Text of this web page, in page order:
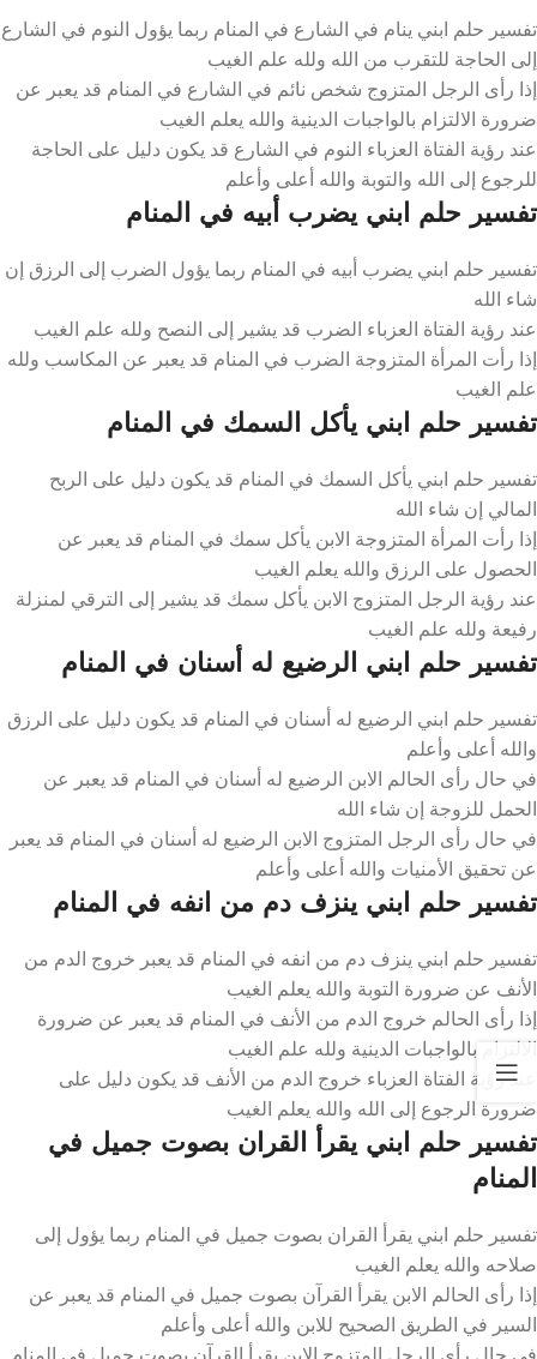
تفسير حلم ابني ينام في الشارع في المنام ربما يؤول النوم في الشارع
إلى الحاجة للتقرب من الله ولله علم الغيب
إذا رأى الرجل المتزوج شخص نائم في الشارع في المنام قد يعبر عن
ضرورة الالتزام بالواجبات الدينية والله يعلم الغيب
عند رؤية الفتاة العزباء النوم في الشارع قد يكون دليل على الحاجة
للرجوع إلى الله والتوبة والله أعلى وأعلم
تفسير حلم ابني يضرب أبيه في المنام
تفسير حلم ابني يضرب أبيه في المنام ربما يؤول الضرب إلى الرزق إن
شاء الله
عند رؤية الفتاة العزباء الضرب قد يشير إلى النصح ولله علم الغيب
إذا رأت المرأة المتزوجة الضرب في المنام قد يعبر عن المكاسب ولله
علم الغيب
تفسير حلم ابني يأكل السمك في المنام
تفسير حلم ابني يأكل السمك في المنام قد يكون دليل على الربح
المالي إن شاء الله
إذا رأت المرأة المتزوجة الابن يأكل سمك في المنام قد يعبر عن
الحصول على الرزق والله يعلم الغيب
عند رؤية الرجل المتزوج الابن يأكل سمك قد يشير إلى الترقي لمنزلة
رفيعة ولله علم الغيب
تفسير حلم ابني الرضيع له أسنان في المنام
تفسير حلم ابني الرضيع له أسنان في المنام قد يكون دليل على الرزق
والله أعلى وأعلم
في حال رأى الحالم الابن الرضيع له أسنان في المنام قد يعبر عن
الحمل للزوجة إن شاء الله
في حال رأى الرجل المتزوج الابن الرضيع له أسنان في المنام قد يعبر
عن تحقيق الأمنيات والله أعلى وأعلم
تفسير حلم ابني ينزف دم من انفه في المنام
تفسير حلم ابني ينزف دم من انفه في المنام قد يعبر خروج الدم من
الأنف عن ضرورة التوبة والله يعلم الغيب
إذا رأى الحالم خروج الدم من الأنف في المنام قد يعبر عن ضرورة
الالتزام بالواجبات الدينية ولله علم الغيب
عند رؤية الفتاة العزباء خروج الدم من الأنف قد يكون دليل على
ضرورة الرجوع إلى الله والله يعلم الغيب
تفسير حلم ابني يقرأ القران بصوت جميل في
المنام
تفسير حلم ابني يقرأ القران بصوت جميل في المنام ربما يؤول إلى
صلاحه والله يعلم الغيب
إذا رأى الحالم الابن يقرأ القرآن بصوت جميل في المنام قد يعبر عن
السير في الطريق الصحيح للابن والله أعلى وأعلم
في حال رأى الرجل المتزوج الابن يقرأ القرآن بصوت جميل في المنام